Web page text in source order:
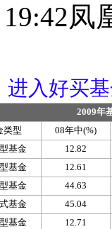
凤
进入好买
2009年
类型
08年中(%)
基金
12.82
基金
12.61
基金
44.63
基金
45.04
基金
12.71